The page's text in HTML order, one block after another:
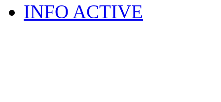
INFO ACTIVE